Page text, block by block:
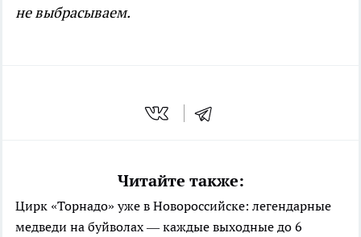
не выбрасываем.
Читайте также:
Цирк «Торнадо» уже в Новороссийске: легендарные
медведи на буйволах — каждые выходные до 6